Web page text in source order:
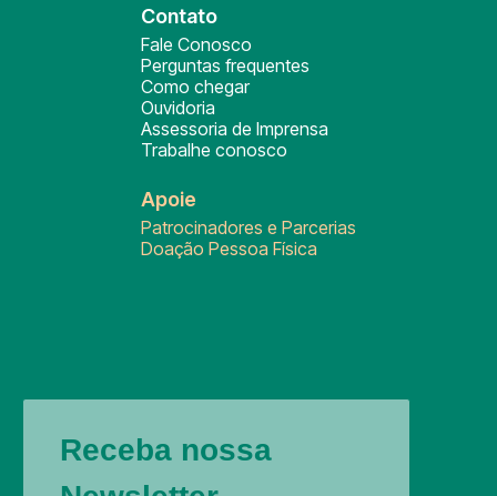
Contato
Fale Conosco
Perguntas frequentes
Como chegar
Ouvidoria
Assessoria de Imprensa
Trabalhe conosco
Apoie
Patrocinadores e Parcerias
Doação Pessoa Física